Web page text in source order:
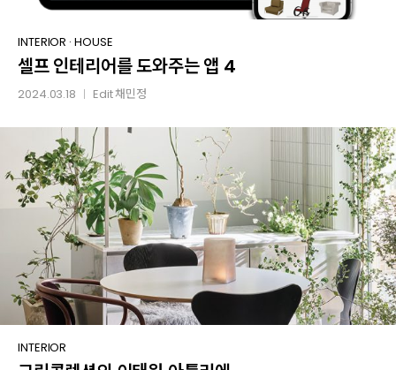
셀프
인테리어를
도와주는
INTERIOR · HOUSE
셀프 인테리어를 도와주는 앱 4
2024.03.18 Edit채민정
그린콜렉션의
INTERIOR